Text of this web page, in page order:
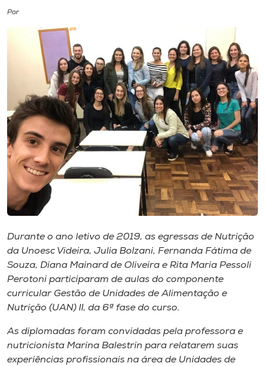
Biblioteca
Rádio
Museu
Unoesc
Store
Selecione
o idioma
Por
Durante o ano letivo de 2019, as egressas de Nutrição
da Unoesc Videira, Julia Bolzani, Fernanda Fátima de
Souza, Diana Mainard de Oliveira e Rita Maria Pessoli
Perotoni participaram de aulas do componente
curricular Gestão de Unidades de Alimentação e
Nutrição (UAN) II, da 6ª fase do curso.
As diplomadas foram convidadas pela professora e
nutricionista Marina Balestrin para relatarem suas
experiências profissionais na área de Unidades de